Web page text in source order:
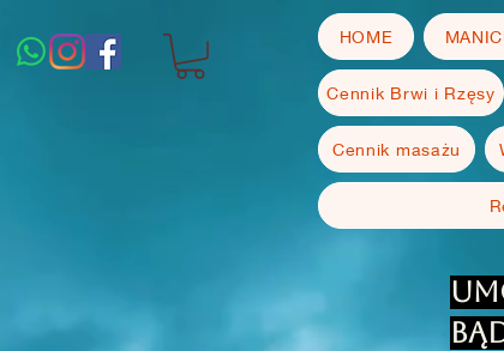
HOME
Cennik Brwi i Rzęsy
Cennik masażu